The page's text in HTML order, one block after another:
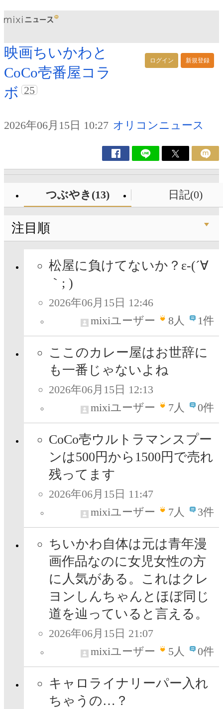
ログイン 新規登録
映画ちいかわと
CoCo壱番屋コラ
ボ 25
2026年06月15日 10:27 オリコンニュース
つぶやき(13) 日記(0)
注目順
松屋に負けてないか？ε-(´∀
｀; )
2026年06月15日 12:46
mixiユーザー
8人 1件
ここのカレー屋はお世辞に
も一番じゃないよね
2026年06月15日 12:13
mixiユーザー
7人 0件
CoCo壱ウルトラマンスプー
ンは500円から1500円で売れ
残ってます
2026年06月15日 11:47
mixiユーザー
7人 3件
ちいかわ自体は元は青年漫
画作品なのに女児女性の方
に人気がある。これはクレ
ヨンしんちゃんとほぼ同じ
道を辿っていると言える。
2026年06月15日 21:07
mixiユーザー
5人 0件
キャロライナリーパー入れ
ちゃうの…？